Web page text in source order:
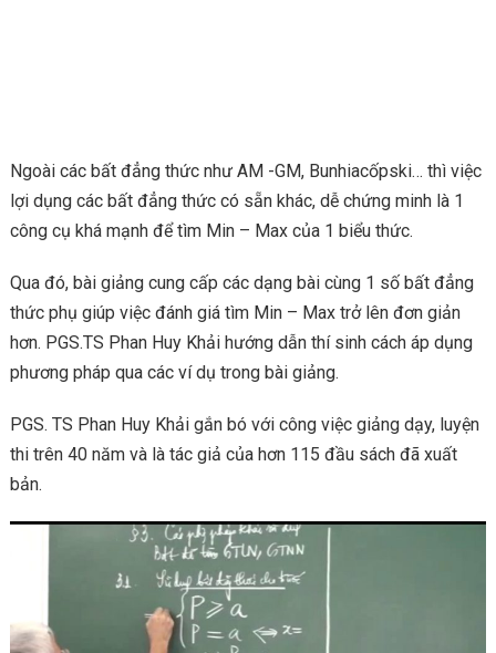
Ngoài các bất đẳng thức như AM -GM, Bunhiacốpski… thì việc
lợi dụng các bất đẳng thức có sẵn khác, dễ chứng minh là 1
công cụ khá mạnh để tìm Min – Max của 1 biểu thức.
Qua đó, bài giảng cung cấp các dạng bài cùng 1 số bất đẳng
thức phụ giúp việc đánh giá tìm Min – Max trở lên đơn giản
hơn. PGS.TS Phan Huy Khải hướng dẫn thí sinh cách áp dụng
phương pháp qua các ví dụ trong bài giảng.
PGS. TS Phan Huy Khải gắn bó với công việc giảng dạy, luyện
thi trên 40 năm và là tác giả của hơn 115 đầu sách đã xuất
bản.